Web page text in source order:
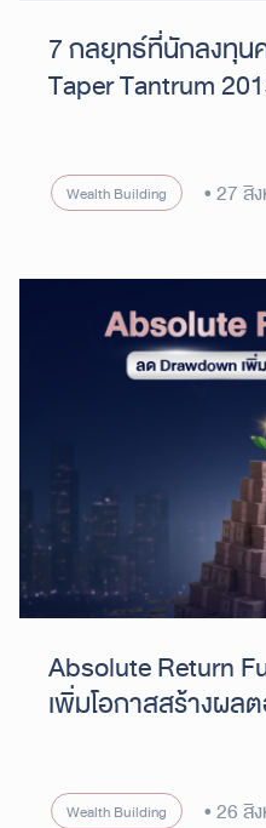
7 กลยุทธ์ที่นักลงทุน
Taper Tantrum
Wealth Building 27 สิ
Absolute Return
เพิ่มโอกาสสร้างผล
Wealth Building 26 สิ